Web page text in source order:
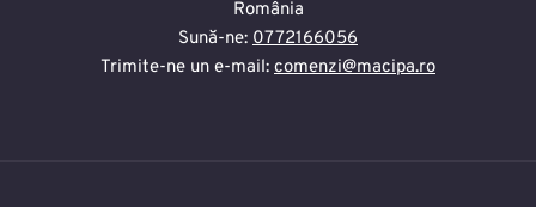
România
Sună-ne: 0772166056
Trimite-ne un e-mail: comenzi@macipa.ro